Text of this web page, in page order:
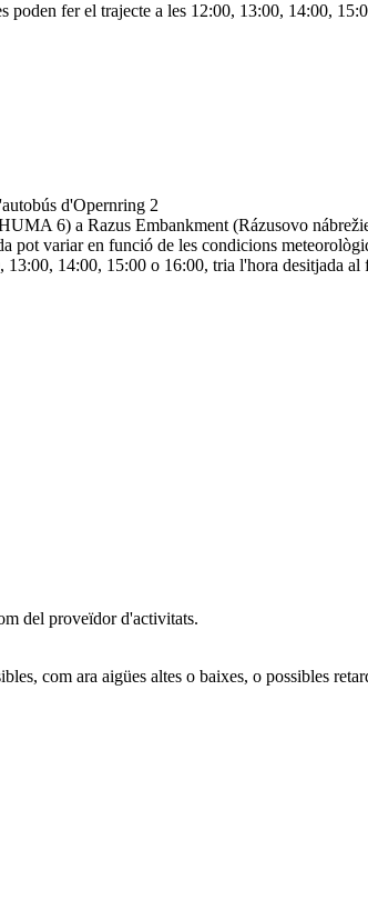
fer el trajecte a les 12:00, 13:00, 14:00,
d'Opernring 2
6) a Razus Embankment (Rázusovo
variar en funció de les condicions
14:00, 15:00 o 16:00, tria l'hora desitjada al
del proveïdor d'activitats.
com ara aigües altes o baixes, o possibles